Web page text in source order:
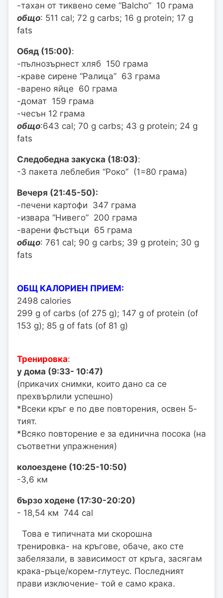
-тахан от тиквено семе “Balcho” 10 грама
общо: 511 cal; 72 g carbs; 16 g protein; 17 g
fats
Обяд (15:00):
-пълнозърнест хляб 150 грама
-краве сирене “Ралица” 63 грама
-варено яйце 60 грама
-домат 159 грама
-чесън 12 грама
общо:643 cal; 70 g carbs; 43 g protein; 24 g
fats
Следобeдна закуска (18:03):
-3 пакета леблебия “Роко” (1=80 грама)
Вечеря (21:45-50):
-печени картофи 347 грама
-извара “Нивего” 200 грама
-варени фъстъци 65 грама
общо: 761 cal; 90 g carbs; 39 g protein; 30 g
fats
OБЩ КАЛОРИЕН ПРИЕМ:
2498 calories
299 g of carbs (of 275 g); 147 g of protein (of
153 g); 85 g of fats (of 81 g)
Тренировка:
у дома (9:33- 10:47)
(прикачих снимки, които дано са се
прехвърлили успешно)
*Всеки кръг е по две повторения, освен 5-
тият.
*Всяко повторение е за единична посока (на
съответни упражнения)
колоездене (10:25-10:50)
-3,6 км
бързо ходене (17:30-20:20)
- 18,54 км 744 cal
Това е типичната ми скорошна
тренировка- на кръгове, обаче, ако сте
забелязали, в зависимост от кръга, засягам
крака-ръце/корем-глутеус. Последният
прави изключение- той е само крака.